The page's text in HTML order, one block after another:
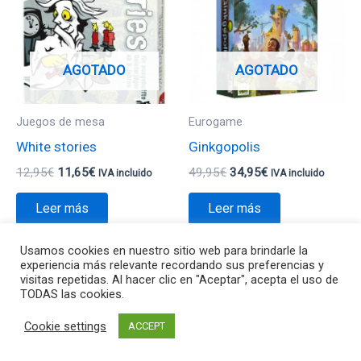
AGOTADO
Juegos de mesa
White stories
12,95€
12,95€.
11,65€
11,65€.
IVA incluido
Leer más
AGOTADO
Eurogame
Ginkgopolis
49,95€
49,95€.
34,95€
34,95€.
IVA incluido
Leer más
Tema Astra para WordPress
Usamos cookies en nuestro sitio web para brindarle la
experiencia más relevante recordando sus preferencias y
visitas repetidas. Al hacer clic en "Aceptar", acepta el uso de
TODAS las cookies.
Cookie settings ACCEPT